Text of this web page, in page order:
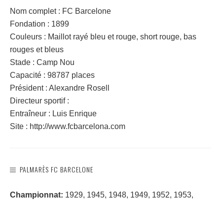
Nom complet : FC Barcelone
Fondation : 1899
Couleurs : Maillot rayé bleu et rouge, short rouge, bas
rouges et bleus
Stade : Camp Nou
Capacité : 98787 places
Président : Alexandre Rosell
Directeur sportif :
Entraîneur : Luis Enrique
Site : http://www.fcbarcelona.com
PALMARÈS FC BARCELONE
Championnat: 1929, 1945, 1948, 1949, 1952, 1953,